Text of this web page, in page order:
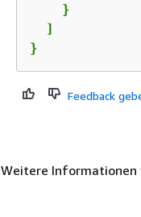
    }
  ]
}
Feedback
Weitere Informationen